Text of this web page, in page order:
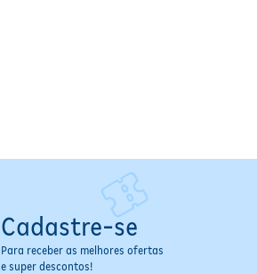
Cadastre-se
Para receber as melhores ofertas
e super descontos!